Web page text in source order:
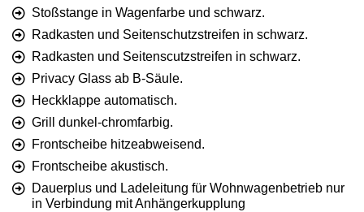
Stoßstange in Wagenfarbe und schwarz.
Radkasten und Seitenschutzstreifen in schwarz.
Radkasten und Seitenscutzstreifen in schwarz.
Privacy Glass ab B-Säule.
Heckklappe automatisch.
Grill dunkel-chromfarbig.
Frontscheibe hitzeabweisend.
Frontscheibe akustisch.
Dauerplus und Ladeleitung für Wohnwagenbetrieb nur
in Verbindung mit Anhängerkupplung